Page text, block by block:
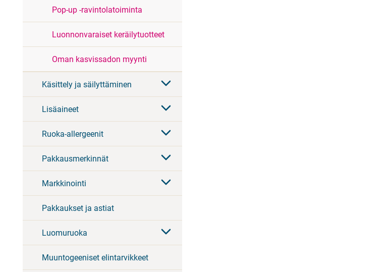
Pop-up -ravintolatoiminta
Luonnonvaraiset keräilytuotteet
Oman kasvissadon myynti
Käsittely ja säilyttäminen
Lisäaineet
Ruoka-allergeenit
Pakkausmerkinnät
Markkinointi
Pakkaukset ja astiat
Luomuruoka
Muuntogeeniset elintarvikkeet